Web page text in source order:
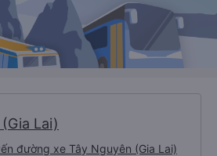
Lai)
đường xe Tây Nguyên (Gia Lai)